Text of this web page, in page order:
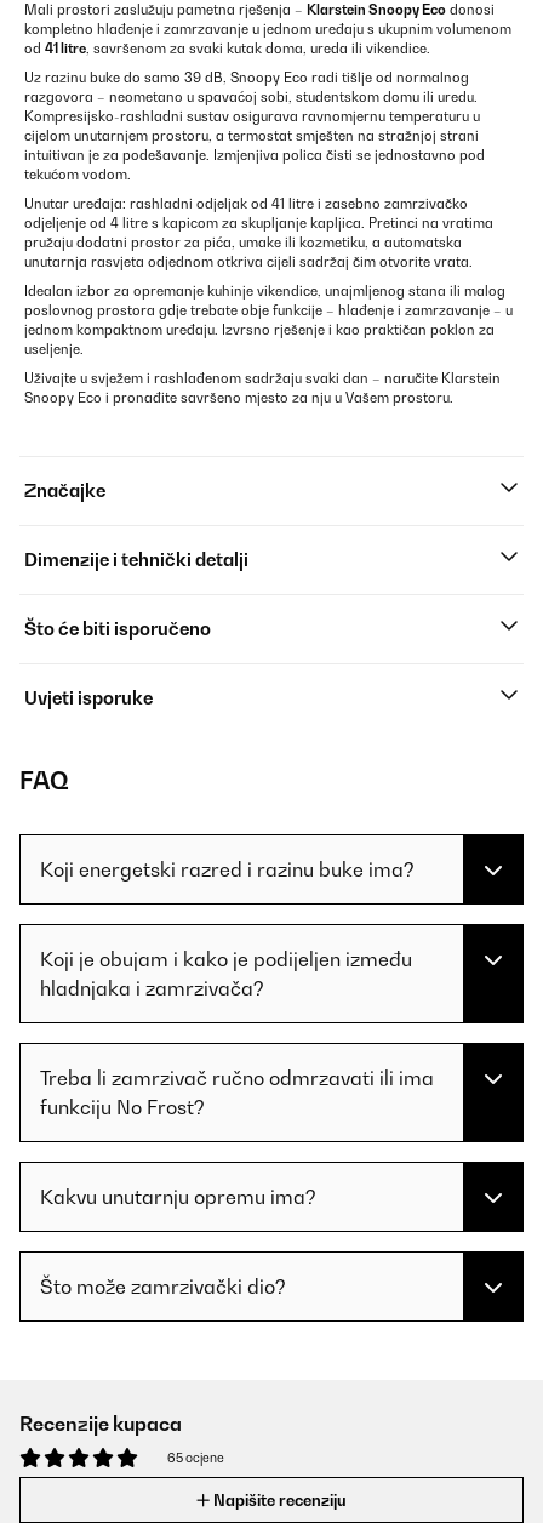
Mali prostori zaslužuju pametna rješenja – Klarstein Snoopy Eco donosi
kompletno hlađenje i zamrzavanje u jednom uređaju s ukupnim volumenom
od 41 litre, savršenom za svaki kutak doma, ureda ili vikendice.
Uz razinu buke do samo 39 dB, Snoopy Eco radi tišlje od normalnog
razgovora – neometano u spavaćoj sobi, studentskom domu ili uredu.
Kompresijsko-rashladni sustav osigurava ravnomjernu temperaturu u
cijelom unutarnjem prostoru, a termostat smješten na stražnjoj strani
intuitivan je za podešavanje. Izmjenjiva polica čisti se jednostavno pod
tekućom vodom.
Unutar uređaja: rashladni odjeljak od 41 litre i zasebno zamrzivačko
odjeljenje od 4 litre s kapicom za skupljanje kapljica. Pretinci na vratima
pružaju dodatni prostor za pića, umake ili kozmetiku, a automatska
unutarnja rasvjeta odjednom otkriva cijeli sadržaj čim otvorite vrata.
Idealan izbor za opremanje kuhinje vikendice, unajmljenog stana ili malog
poslovnog prostora gdje trebate obje funkcije – hlađenje i zamrzavanje – u
jednom kompaktnom uređaju. Izvrsno rješenje i kao praktičan poklon za
useljenje.
Uživajte u svježem i rashlađenom sadržaju svaki dan – naručite Klarstein
Snoopy Eco i pronađite savršeno mjesto za nju u Vašem prostoru.
Značajke
Dimenzije i tehnički detalji
Što će biti isporučeno
Uvjeti isporuke
FAQ
Koji energetski razred i razinu buke ima?
Koji je obujam i kako je podijeljen između
hladnjaka i zamrzivača?
Treba li zamrzivač ručno odmrzavati ili ima
funkciju No Frost?
Kakvu unutarnju opremu ima?
Što može zamrzivački dio?
Recenzije kupaca
65 ocjene
Napišite recenziju